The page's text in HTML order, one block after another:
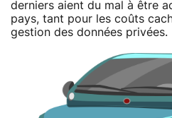
derniers aient du mal à être
pays, tant pour les coûts
gestion des données privées.